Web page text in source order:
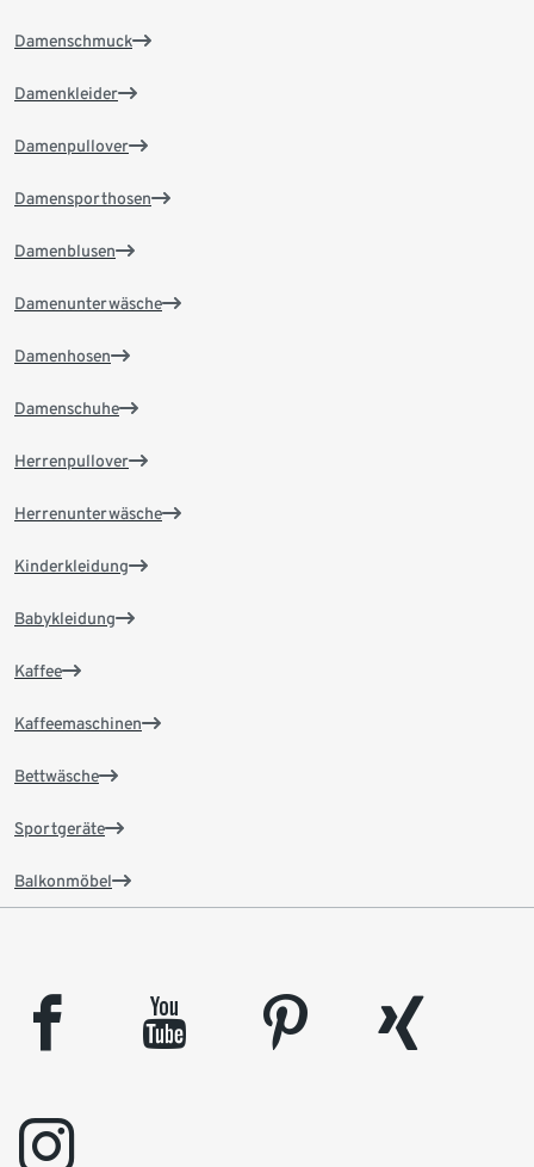
Damenschmuck
Damenkleider
Damenpullover
Damensporthosen
Damenblusen
Damenunterwäsche
Damenhosen
Damenschuhe
Herrenpullover
Herrenunterwäsche
Kinderkleidung
Babykleidung
Kaffee
Kaffeemaschinen
Bettwäsche
Sportgeräte
Balkonmöbel
facebook youtube pinterest
xing
instagram